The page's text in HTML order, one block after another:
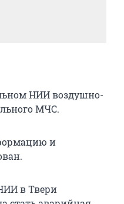
НИИ воздушно-
МЧС.
и
в Твери